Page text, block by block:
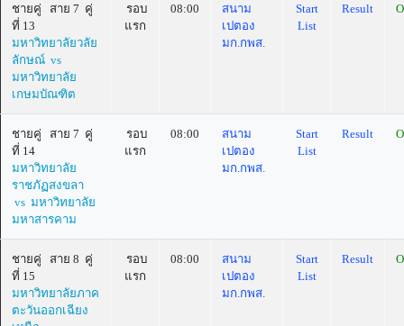
ชายคู่ สาย 7 คู่
ที่ 13
มหาวิทยาลัยวลัย
ลักษณ์ vs
มหาวิทยาลัย
เกษมบัณฑิต
รอบ
แรก
08:00
สนาม
เปตอง
มก.กพส.
Start
List
Result
ชายคู่ สาย 7 คู่
ที่ 14
มหาวิทยาลัย
ราชภัฏสงขลา
vs มหาวิทยาลัย
มหาสารคาม
รอบ
แรก
08:00
สนาม
เปตอง
มก.กพส.
Start
List
Result
ชายคู่ สาย 8 คู่
ที่ 15
มหาวิทยาลัยภาค
ตะวันออกเฉียง
รอบ
แรก
08:00
สนาม
เปตอง
มก.กพส.
Start
List
Result